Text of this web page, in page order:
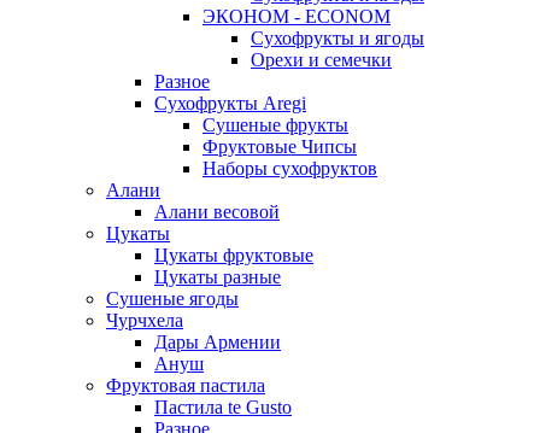
ЭКОНОМ - ECONOM
Сухофрукты и ягоды
Орехи и семечки
Разное
Сухофрукты Aregi
Сушеные фрукты
Фруктовые Чипсы
Наборы сухофруктов
Алани
Алани весовой
Цукаты
Цукаты фруктовые
Цукаты разные
Сушеные ягоды
Чурчхела
Дары Армении
Ануш
Фруктовая пастила
Пастила te Gusto
Разное